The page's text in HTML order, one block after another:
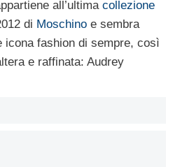
all’ultima collezione
di Moschino e sembra
icona fashion di sempre, così
e raffinata: Audrey